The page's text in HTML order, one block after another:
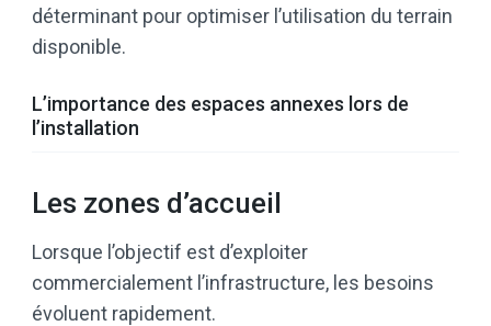
déterminant pour optimiser l’utilisation du terrain
disponible.
L’importance des espaces annexes lors de
l’installation
Les zones d’accueil
Lorsque l’objectif est d’exploiter
commercialement l’infrastructure, les besoins
évoluent rapidement.